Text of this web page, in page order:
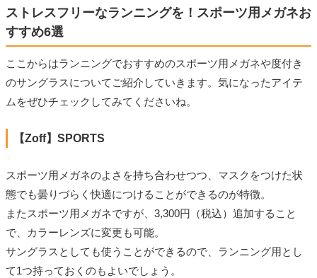
ストレスフリーなランニングを！スポーツ用メガネお
すすめ6選
ここからはランニングでおすすめのスポーツ用メガネや度付き
のサングラスについてご紹介していきます。気になったアイテ
ムをぜひチェックしてみてくださいね。
【Zoff】SPORTS
スポーツ用メガネのよさを持ち合わせつつ、マスクをつけた状
態でも曇りづらく快適につけることができるのが特徴。
またスポーツ用メガネですが、3,300円（税込）追加すること
で、カラーレンズに変更も可能。
サングラスとしても使うことができるので、ランニング用とし
て1つ持っておくのもよいでしょう。